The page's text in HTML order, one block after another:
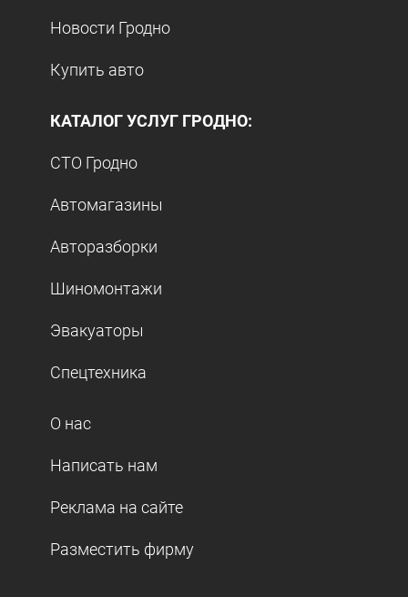
Новости Гродно
Купить авто
КАТАЛОГ УСЛУГ ГРОДНО:
СТО Гродно
Автомагазины
Авторазборки
Шиномонтажи
Эвакуаторы
Спецтехника
О нас
Написать нам
Реклама на сайте
Разместить фирму